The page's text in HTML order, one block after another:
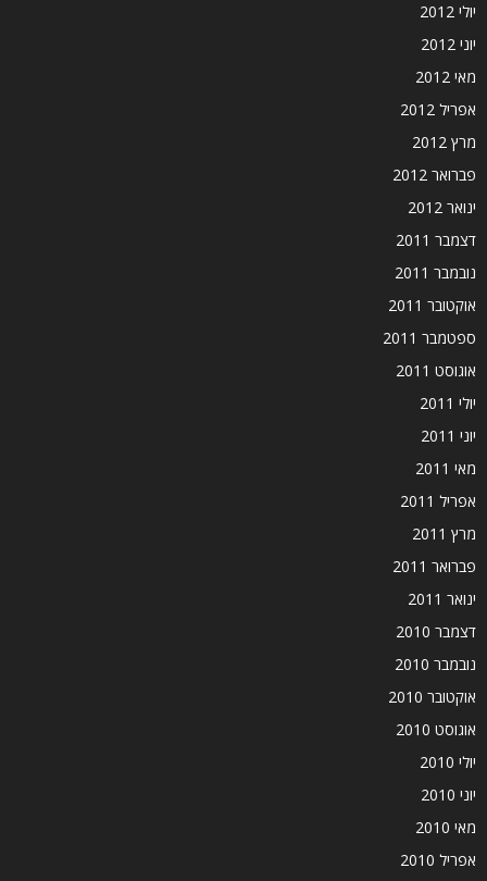
יולי 2012
יוני 2012
מאי 2012
אפריל 2012
מרץ 2012
פברואר 2012
ינואר 2012
דצמבר 2011
נובמבר 2011
אוקטובר 2011
ספטמבר 2011
אוגוסט 2011
יולי 2011
יוני 2011
מאי 2011
אפריל 2011
מרץ 2011
פברואר 2011
ינואר 2011
דצמבר 2010
נובמבר 2010
אוקטובר 2010
אוגוסט 2010
יולי 2010
יוני 2010
מאי 2010
אפריל 2010